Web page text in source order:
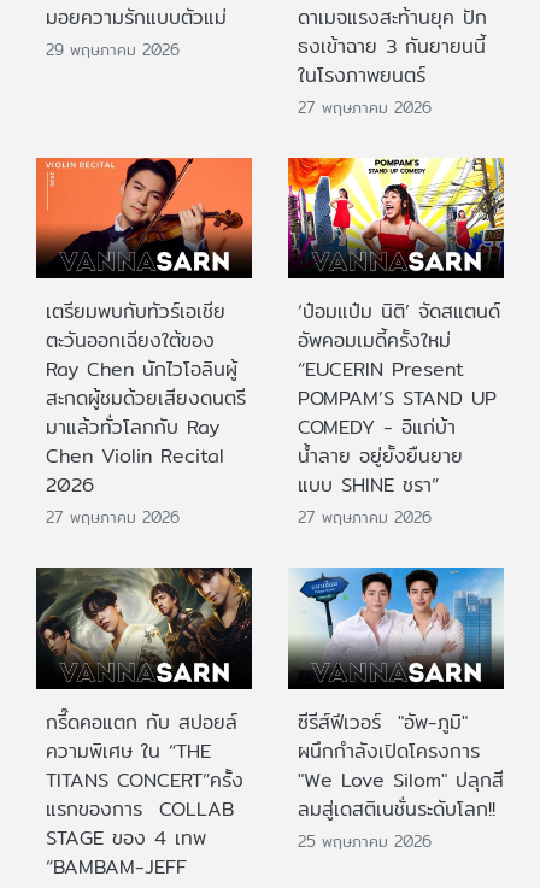
มอยความรักแบบตัวแม่
29 พฤษภาคม 2026
ดาเมจแรงสะท้านยุค ปัก
ธงเข้าฉาย 3 กันยายนนี้
ในโรงภาพยนตร์
27 พฤษภาคม 2026
เตรียมพบกับทัวร์เอเชีย
ตะวันออกเฉียงใต้ของ
Ray Chen นักไวโอลินผู้
สะกดผู้ชมด้วยเสียงดนตรี
มาแล้วทั่วโลกกับ Ray
Chen Violin Recital
2026
27 พฤษภาคม 2026
‘ป๋อมแป๋ม นิติ’ จัดสแตนด์
อัพคอมเมดี้ครั้งใหม่
“EUCERIN Present
POMPAM’S STAND UP
COMEDY - อิแก่บ้า
น้ำลาย อยู่ยั้งยืนยาย
แบบ SHINE ชรา”
27 พฤษภาคม 2026
กรี๊ดคอแตก กับ สปอยล์
ความพิเศษ ใน “THE
TITANS CONCERT”ครั้ง
แรกของการ COLLAB
STAGE ของ 4 เทพ
“BAMBAM-JEFF
ซีรีส์ฟีเวอร์ "อัพ-ภูมิ"
ผนึกกำลังเปิดโครงการ
"We Love Silom" ปลุกสี
ลมสู่เดสติเนชั่นระดับโลก!!
25 พฤษภาคม 2026